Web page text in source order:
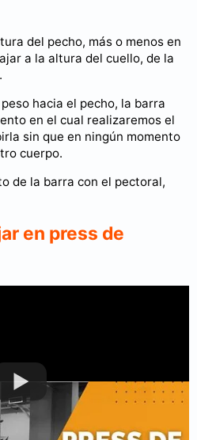
del pecho, más o menos en
a la altura del cuello, de la
hacia el pecho, la barra
en el cual realizaremos el
sin que en ningún momento
cuerpo.
de la barra con el pectoral,
en press de